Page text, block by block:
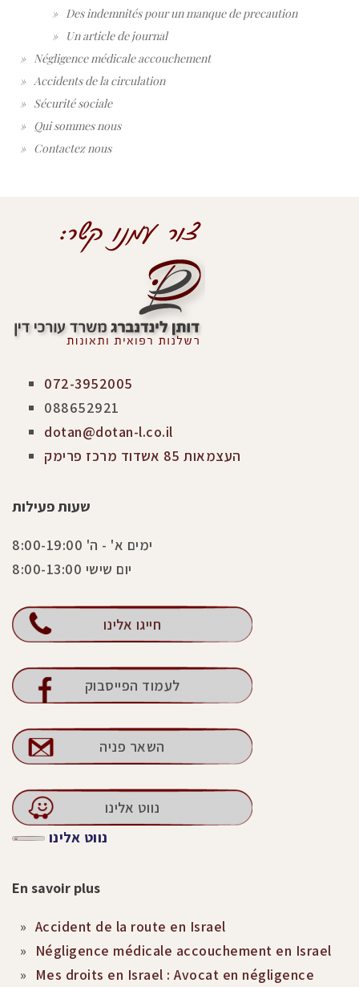
Des indemnités pour un manque de precaution
Un article de journal
Négligence médicale accouchement
Accidents de la circulation
Sécurité sociale
Qui sommes nous
Contactez nous
072-3952005
088652921
dotan@dotan-l.co.il
העצמאות 85 אשדוד מרכז פרימק
שעות פעילות
ימים א' - ה' 8:00-19:00
יום שישי 8:00-13:00
חייגו אלינו
לעמוד הפייסבוק
השאר פניה
נווט אלינו
נווט אלינו
En savoir plus
Accident de la route en Israel
Négligence médicale accouchement en Israel
Mes droits en Israel : Avocat en négligence